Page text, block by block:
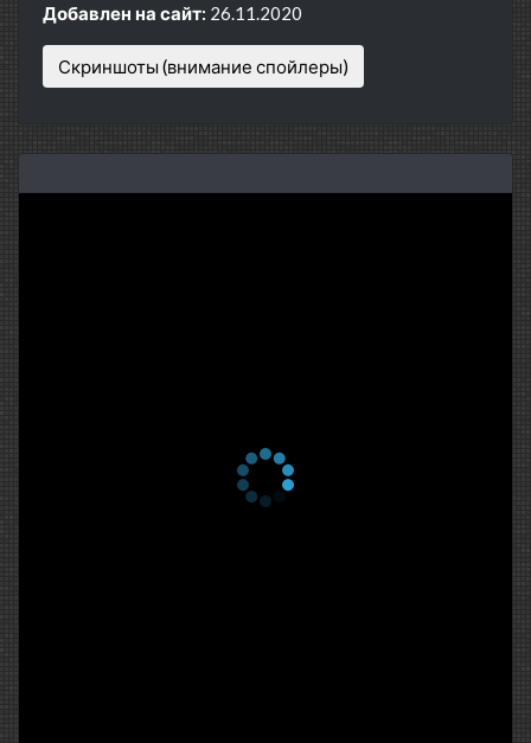
Добавлен на сайт: 26.11.2020
Скриншоты (внимание спойлеры)